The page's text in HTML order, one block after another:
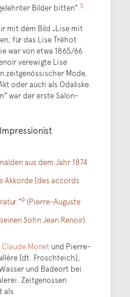
Bilder bitten".5
mit dem Bild „Lise mit
für das Lise Tréhot
war von etwa 1865/66
verewigte Lise
zeitgenössischer Mode,
oder auch als Odaliske.
war der erste Salon-
aus dem Jahr 1874
Akkorde [des accords
6(Pierre-Auguste
Sohn Jean Renoir)
Claude Monetund Pierre-
[dt. Froschteich],
und Badeort bei
Zeitgenossen
als